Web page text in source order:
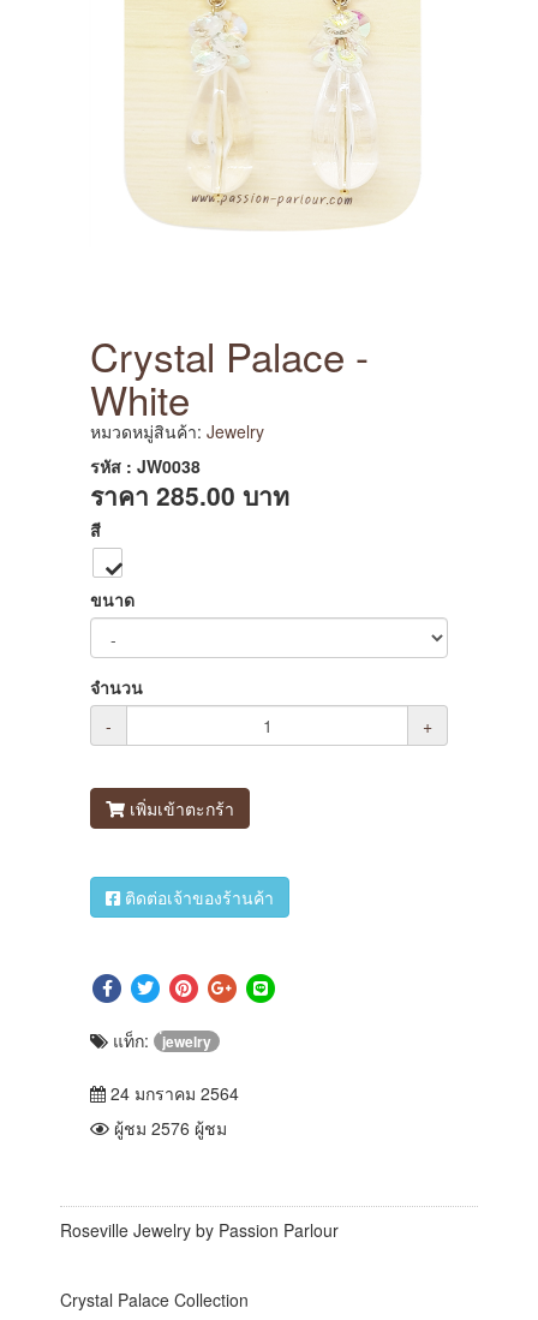
Crystal Palace -
White
หมวดหมู่สินค้า: Jewelry
รหัส : JW0038
ราคา 285.00 บาท
สี
ขนาด
จำนวน
-
+
เพิ่มเข้าตะกร้า
ติดต่อเจ้าของร้านค้า
แท็ก: ่jewelry
24 มกราคม 2564
ผู้ชม 2576 ผู้ชม
Roseville Jewelry by Passion Parlour
Crystal Palace Collection